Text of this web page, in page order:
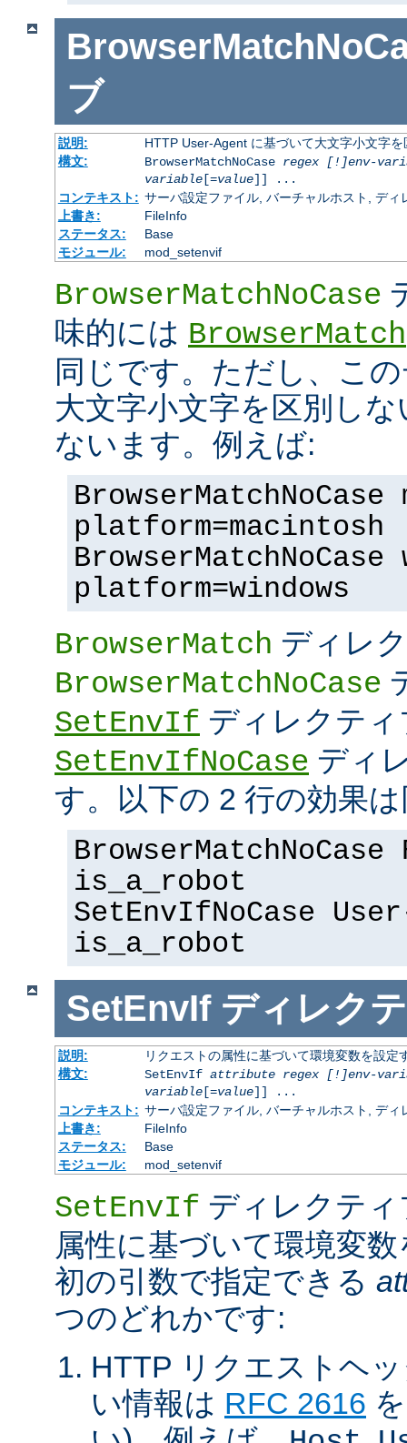
ブ
説明:
HTTP User-Agent に基づいて大文字小文字
構文:
BrowserMatchNoCase regex [!]env-
variable[=value]] ...
コンテキスト: サーバ設定ファイル, バーチャルホスト, ディ
上書き:
FileInfo
ステータス:
Base
モジュール:
mod_setenvif
BrowserMatchNoCase
味的には BrowserMatch
同じです。ただし、こ
大文字小文字を区別し
ないます。例えば:
BrowserMatchNoCase
platform=macintosh
BrowserMatchNoCase
platform=windows
BrowserMatch ディレ
BrowserMatchNoCase
SetEnvIf ディレクティ
SetEnvIfNoCase ディ
す。以下の 2 行の効果
BrowserMatchNoCase
is_a_robot
SetEnvIfNoCase
is_a_robot
SetEnvIf ディレク
説明:
リクエストの属性に基づいて環境変数を設定
構文:
SetEnvIf attribute regex [!]env-
variable[=value]] ...
コンテキスト: サーバ設定ファイル, バーチャルホスト, ディ
上書き:
FileInfo
ステータス:
Base
モジュール:
mod_setenvif
SetEnvIf ディレクテ
属性に基づいて環境変
初の引数で指定できる
つのどれかです:
HTTP リクエストヘ
い情報は RFC 2616